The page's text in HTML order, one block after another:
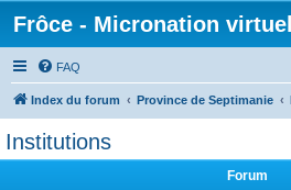
Frôce - Micronation
FAQ
Index du forum Province de Septimanie
Institutions
Forum